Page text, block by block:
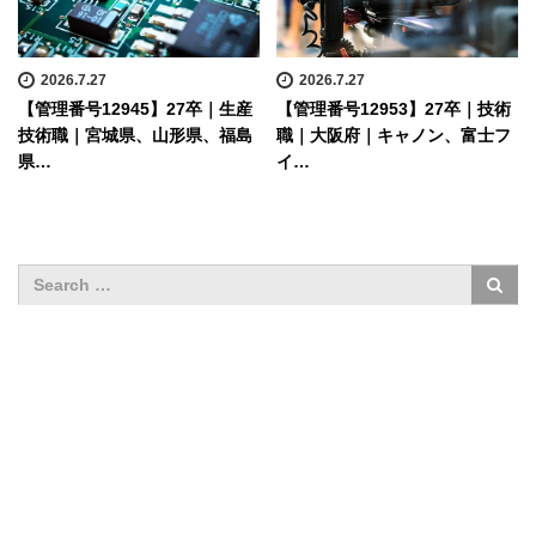
2026.7.27
【管理番号12945】27卒｜生産
技術職｜宮城県、山形県、福島
県…
2026.7.27
【管理番号12953】27卒｜技術
職｜大阪府｜キャノン、富士フ
イ…